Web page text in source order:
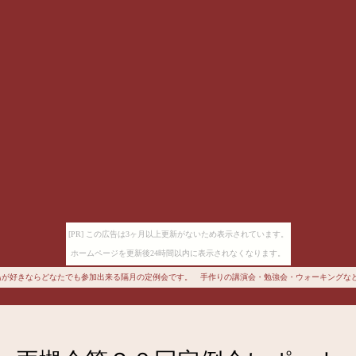
[PR] この広告は3ヶ月以上更新がないため表示されています。
ホームページを更新後24時間以内に表示されなくなります。
好きならどなたでも参加出来る隔月の定例会です。 手作りの講演会・勉強会・ウォーキングな